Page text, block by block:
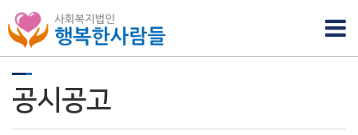
공시공고